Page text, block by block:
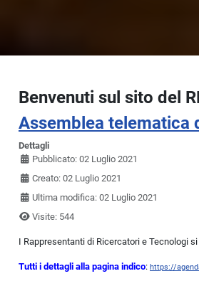
Benvenuti sul sito del
Assemblea telematica
Dettagli
Pubblicato: 02 Luglio 2021
Creato: 02 Luglio 2021
Ultima modifica: 02 Luglio 2021
Visite: 544
I Rappresentanti di Ricercatori e Tecnologi
Tutti i dettagli alla pagina indico: https://